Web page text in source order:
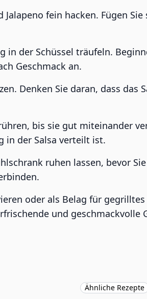
fein hacken. Fügen Sie
in der Schüssel träufeln.
Geschmack an.
Denken Sie daran, dass das
bis sie gut miteinander
in der Salsa verteilt ist.
ruhen lassen, bevor
oder als Belag für
und geschmackvolle
Ähnliche Rezepte